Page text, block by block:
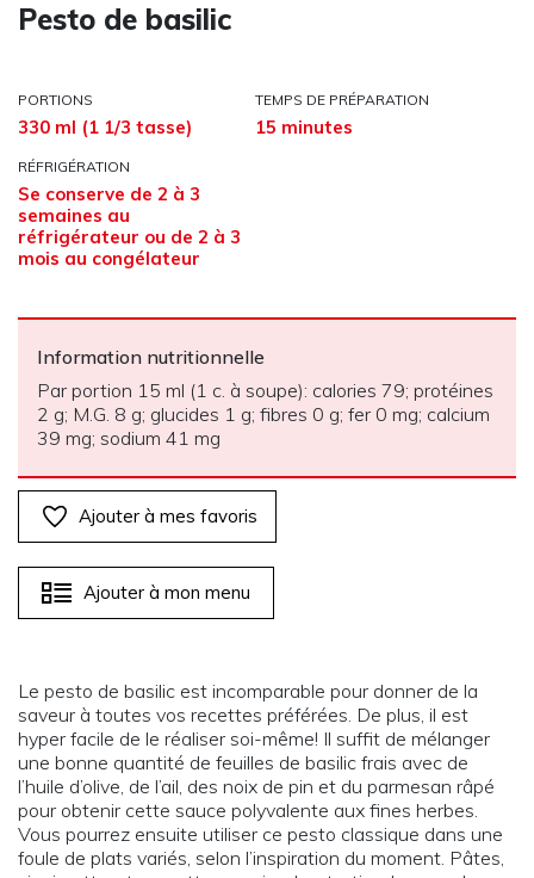
Pesto de basilic
PORTIONS
330 ml (1 1/3 tasse)
TEMPS DE PRÉPARATION
15 minutes
RÉFRIGÉRATION
Se conserve de 2 à 3
semaines au
réfrigérateur ou de 2 à 3
mois au congélateur
Information nutritionnelle
Par portion 15 ml (1 c. à soupe): calories 79; protéines
2 g; M.G. 8 g; glucides 1 g; fibres 0 g; fer 0 mg; calcium
39 mg; sodium 41 mg
Ajouter à mes favoris
Ajouter à mon menu
Le pesto de basilic est incomparable pour donner de la
saveur à toutes vos recettes préférées. De plus, il est
hyper facile de le réaliser soi-même! Il suffit de mélanger
une bonne quantité de feuilles de basilic frais avec de
l’huile d’olive, de l’ail, des noix de pin et du parmesan râpé
pour obtenir cette sauce polyvalente aux fines herbes.
Vous pourrez ensuite utiliser ce pesto classique dans une
foule de plats variés, selon l’inspiration du moment. Pâtes,